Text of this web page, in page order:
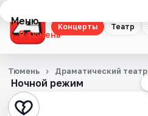
Концерты Театр
Меню
Тюмень
Концерты
Театр
Ночной режим
Тюмень Драматический театр